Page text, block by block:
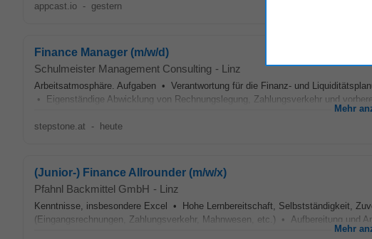
appcast.io - gestern
Finance Manager (m/w/d)
Schulmeister Management Consulting - Linz
Arbeitsatmosphäre. Aufgaben • Verantwortung für die Finanz- und
• Eigenständige Abwicklung von Rechnungslegung, Zahlungsverkehr und
Mehr
stepstone.at - heute
(Junior-) Finance Allrounder (m/w/x)
Pfahnl Backmittel GmbH - Linz
Kenntnisse, insbesondere Excel • Hohe Lernbereitschaft, Selbstständigkeit,
(Eingangsrechnungen, Zahlungsverkehr, Mahnwesen, etc.) • Aufbereitung und
Mehr